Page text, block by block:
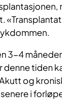
3-4
tiden
og
i